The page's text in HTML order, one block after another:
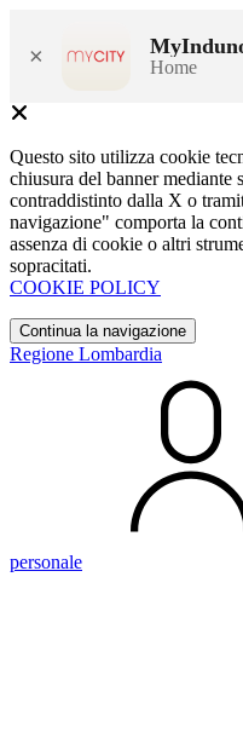
× Home
Questo sito utilizza cookie
chiusura del banner mediante
contraddistinto dalla X o
navigazione" comporta la
assenza di cookie o altri
sopracitati.
COOKIE POLICY
Continua la navigazione
Regione Lombardia
personale